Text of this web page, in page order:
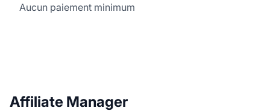
Aucun paiement minimum
Affiliate Manager